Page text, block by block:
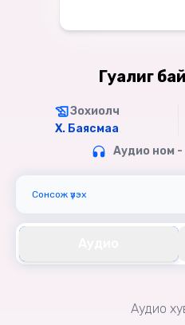
Гуалиг
Зохиолч
Х. Баясмаа
Аудио ном -
Сонсож үзэх
Аудио